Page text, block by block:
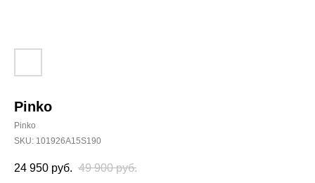
Pinko
Pinko
SKU: 101926A15S190
24 950 руб. 49 900 руб.